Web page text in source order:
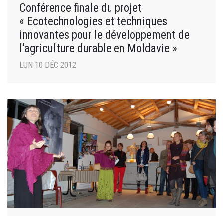
Conférence finale du projet
« Ecotechnologies et techniques
innovantes pour le développement de
l’agriculture durable en Moldavie »
LUN 10 DÉC 2012